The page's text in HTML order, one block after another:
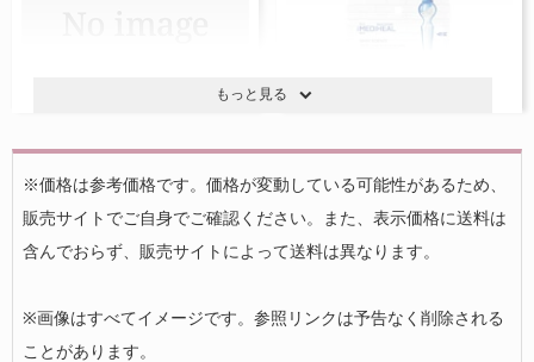
美思 化粧水
参考価格：2,200円
R:NAプロアチンマスク
参考価格：1,069円
商品を見る
もっと見る
※価格は参考価格です。価格が変動している可能性があるため、
販売サイトでご自身でご確認ください。また、表示価格に送料は
含んでおらず、販売サイトによって送料は異なります。
※画像はすべてイメージです。参照リンクは予告なく削除される
ことがあります。